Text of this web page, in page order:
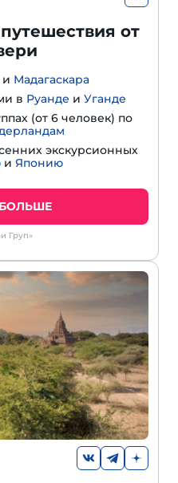
от
и Мадагаскара
в Руанде и Уганде
(от 6 человек) по
экскурсионных
и Японию
Груп»